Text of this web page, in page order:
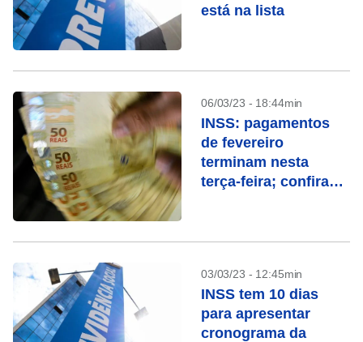
está na lista
06/03/23 - 18:44min
INSS: pagamentos
de fevereiro
terminam nesta
terça-feira; confira
03/03/23 - 12:45min
INSS tem 10 dias
para apresentar
cronograma da